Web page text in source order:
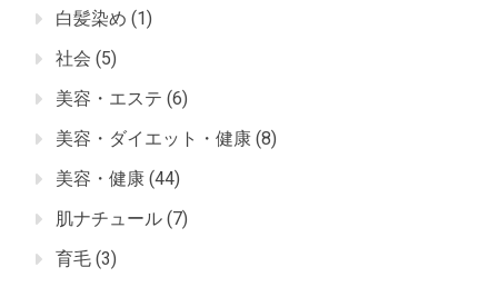
白髪染め (1)
社会 (5)
美容・エステ (6)
美容・ダイエット・健康 (8)
美容・健康 (44)
肌ナチュール (7)
育毛 (3)